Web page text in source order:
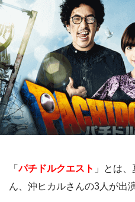
「パチドルクエスト 」とは
ん、沖ヒカルさんの3人が出